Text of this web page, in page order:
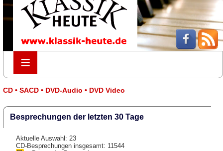
≡
≡
CD • SACD • DVD-Audio • DVD Video
Besprechungen der letzten 30 Tage
Aktuelle Auswahl: 23
CD-Besprechungen insgesamt: 11544